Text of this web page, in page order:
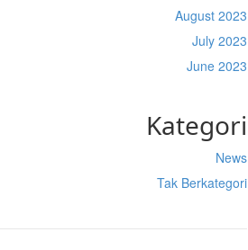
August 2023
July 2023
June 2023
Kategori
News
Tak Berkategori